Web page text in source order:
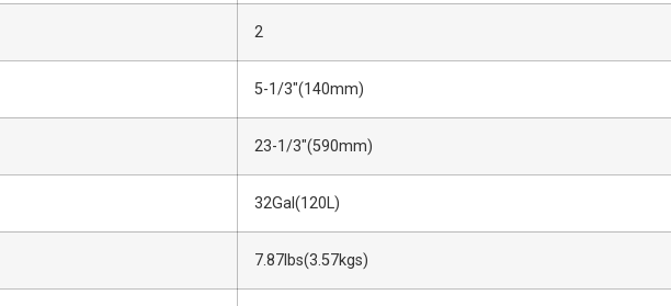
2
5-1/3″(140mm)
23-1/3″(590mm)
32Gal(120L)
7.87lbs(3.57kgs)